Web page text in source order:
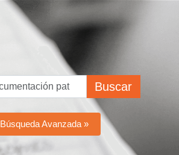
Buscar
Búsqueda Avanzada »